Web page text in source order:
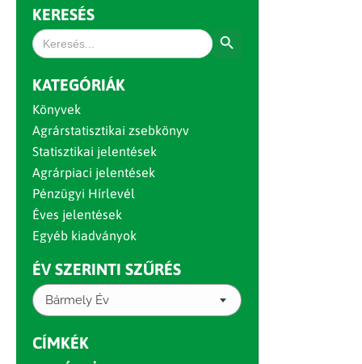
KERESÉS
Search
for:
KATEGÓRIÁK
Könyvek
Agrárstatisztikai zsebkönyv
Statisztikai jelentések
Agrárpiaci jelentések
Pénzügyi Hírlevél
Éves jelentések
Egyéb kiadványok
ÉV SZERINTI SZŰRÉS
Bármely Év
CÍMKÉK